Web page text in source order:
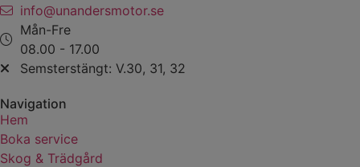
info@unandersmotor.se
Mån-Fre
08.00 - 17.00
Semsterstängt: V.30, 31, 32
Navigation
Hem
Boka service
Skog & Trädgård